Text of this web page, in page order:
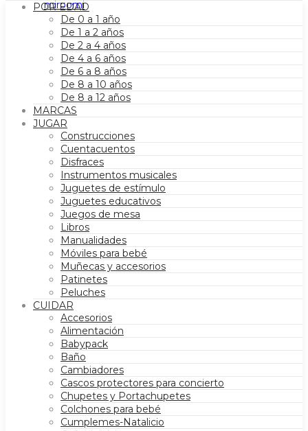
POR EDAD
De 0 a 1 año
De 1 a 2 años
De 2 a 4 años
De 4 a 6 años
De 6 a 8 años
De 8 a 10 años
De 8 a 12 años
MARCAS
JUGAR
Construcciones
Cuentacuentos
Disfraces
Instrumentos musicales
Juguetes de estímulo
Juguetes educativos
Juegos de mesa
Libros
Manualidades
Móviles para bebé
Muñecas y accesorios
Patinetes
Peluches
CUIDAR
Accesorios
Alimentación
Babypack
Baño
Cambiadores
Cascos protectores para concierto
Chupetes y Portachupetes
Colchones para bebé
Cumplemes-Natalicio